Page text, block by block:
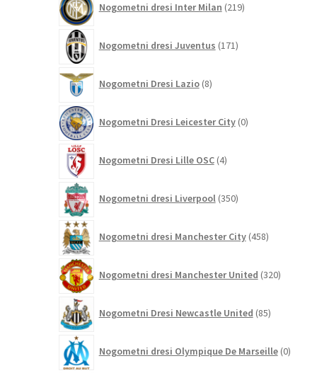
Nogometni dresi Inter Milan 219izdelkov
Nogometni dresi Juventus 171izdelkov
Nogometni Dresi Lazio 8izdelkov
Nogometni Dresi Leicester City 0izdelkov
Nogometni Dresi Lille OSC 4izdelki
Nogometni dresi Liverpool 350izdelkov
Nogometni dresi Manchester City 458izdelkov
Nogometni dresi Manchester United 320izdelkov
Nogometni Dresi Newcastle United 85izdelkov
Nogometni dresi Olympique De Marseille 0